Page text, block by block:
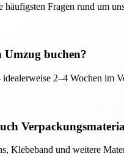
Fragen rund um
Umzug buchen?
2–4 Wochen im
Klebeband und weitere